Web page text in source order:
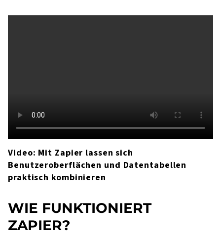
Video: Mit Zapier lassen sich
Benutzeroberflächen und Datentabellen
praktisch kombinieren
WIE FUNKTIONIERT
ZAPIER?